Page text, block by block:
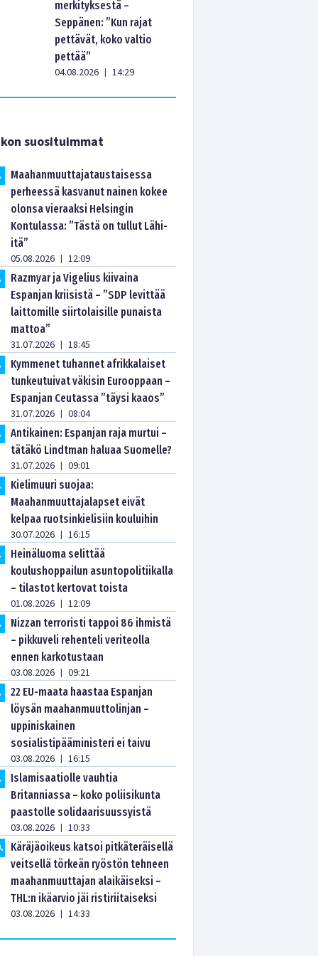
merkityksestä –
Seppänen: ”Kun rajat
pettävät, koko valtio
pettää”
04.08.2026 | 14:29
suosituimmat
Maahanmuuttajataustaisessa
perheessä kasvanut nainen kokee
olonsa vieraaksi Helsingin
Kontulassa: ”Tästä on tullut Lähi-
itä”
05.08.2026 | 12:09
Razmyar ja Vigelius kiivaina
Espanjan kriisistä – ”SDP levittää
laittomille siirtolaisille punaista
mattoa”
31.07.2026 | 18:45
.
Kymmenet tuhannet afrikkalaiset
tunkeutuivat väkisin Eurooppaan –
Espanjan Ceutassa ”täysi kaaos”
31.07.2026 | 08:04
Antikainen: Espanjan raja murtui –
tätäkö Lindtman haluaa Suomelle?
31.07.2026 | 09:01
Kielimuuri suojaa:
Maahanmuuttajalapset eivät
kelpaa ruotsinkielisiin kouluihin
30.07.2026 | 16:15
Heinäluoma selittää
koulushoppailun asuntopolitiikalla
– tilastot kertovat toista
01.08.2026 | 12:09
Nizzan terroristi tappoi 86 ihmistä
– pikkuveli rehenteli veriteolla
ennen karkotustaan
03.08.2026 | 09:21
22 EU-maata haastaa Espanjan
löysän maahanmuuttolinjan –
uppiniskainen
sosialistipääministeri ei taivu
03.08.2026 | 16:15
Islamisaatiolle vauhtia
Britanniassa – koko poliisikunta
paastolle solidaarisuussyistä
03.08.2026 | 10:33
.
Käräjäoikeus katsoi pitkäteräisellä
veitsellä törkeän ryöstön tehneen
maahanmuuttajan alaikäiseksi –
THL:n ikäarvio jäi ristiriitaiseksi
03.08.2026 | 14:33